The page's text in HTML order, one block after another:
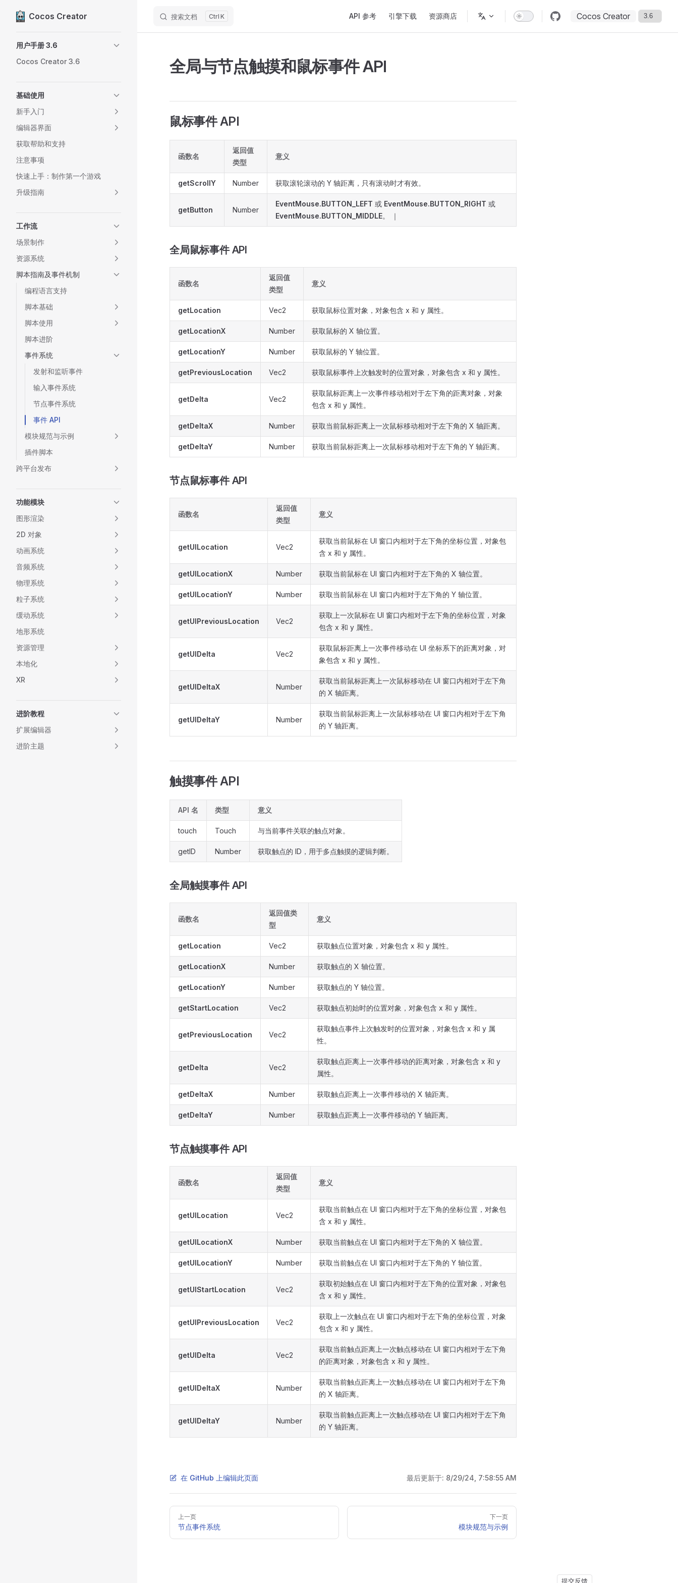
Skip to content
Cocos Creator 搜索文档 K API 参考 引擎下载 资源商店 Cocos Creator
用户手册 3.6
Cocos Creator 3.6
基础使用
新手入门
编辑器界面
获取帮助和支持
注意事项
快速上手：制作第一个游戏
升级指南
工作流
场景制作
资源系统
脚本指南及事件机制
编程语言支持
脚本基础
脚本使用
脚本进阶
事件系统
发射和监听事件
输入事件系统
节点事件系统
事件 API
模块规范与示例
插件脚本
跨平台发布
功能模块
图形渲染
2D 对象
动画系统
音频系统
物理系统
粒子系统
缓动系统
地形系统
资源管理
本地化
XR
进阶教程
扩展编辑器
进阶主题
提交反馈
全局与节点触摸和鼠标事件 API
鼠标事件 API
函数名
返回值
类型
意义
getScrollY Number 获取滚轮滚动的 Y 轴距离，只有滚动时才有效。
getButton Number
EventMouse.BUTTON_LEFT 或 EventMouse.BUTTON_RIGHT 或
EventMouse.BUTTON_MIDDLE。 ｜
全局鼠标事件 API
函数名
返回值
类型
意义
getLocation Vec2 获取鼠标位置对象，对象包含 x 和 y 属性。
getLocationX Number 获取鼠标的 X 轴位置。
getLocationY Number 获取鼠标的 Y 轴位置。
getPreviousLocation Vec2 获取鼠标事件上次触发时的位置对象，对象包含 x 和 y 属性。
getDelta Vec2
获取鼠标距离上一次事件移动相对于左下角的距离对象，对象
包含 x 和 y 属性。
getDeltaX Number 获取当前鼠标距离上一次鼠标移动相对于左下角的 X 轴距离。
getDeltaY Number 获取当前鼠标距离上一次鼠标移动相对于左下角的 Y 轴距离。
节点鼠标事件 API
函数名
返回值
类型
意义
getUILocation Vec2
获取当前鼠标在 UI 窗口内相对于左下角的坐标位置，对象包
含 x 和 y 属性。
getUILocationX Number 获取当前鼠标在 UI 窗口内相对于左下角的 X 轴位置。
getUILocationY Number 获取当前鼠标在 UI 窗口内相对于左下角的 Y 轴位置。
getUIPreviousLocation Vec2
获取上一次鼠标在 UI 窗口内相对于左下角的坐标位置，对象
包含 x 和 y 属性。
getUIDelta Vec2
获取鼠标距离上一次事件移动在 UI 坐标系下的距离对象，对
象包含 x 和 y 属性。
getUIDeltaX Number
获取当前鼠标距离上一次鼠标移动在 UI 窗口内相对于左下角
的 X 轴距离。
getUIDeltaY Number
获取当前鼠标距离上一次鼠标移动在 UI 窗口内相对于左下角
的 Y 轴距离。
触摸事件 API
API 名 类型 意义
touch Touch 与当前事件关联的触点对象。
getID Number 获取触点的 ID，用于多点触摸的逻辑判断。
全局触摸事件 API
函数名
返回值类
型
意义
getLocation Vec2 获取触点位置对象，对象包含 x 和 y 属性。
getLocationX Number 获取触点的 X 轴位置。
getLocationY Number 获取触点的 Y 轴位置。
getStartLocation Vec2 获取触点初始时的位置对象，对象包含 x 和 y 属性。
getPreviousLocation Vec2
获取触点事件上次触发时的位置对象，对象包含 x 和 y 属
性。
getDelta Vec2
获取触点距离上一次事件移动的距离对象，对象包含 x 和 y
属性。
getDeltaX Number 获取触点距离上一次事件移动的 X 轴距离。
getDeltaY Number 获取触点距离上一次事件移动的 Y 轴距离。
节点触摸事件 API
函数名
返回值
类型
意义
getUILocation Vec2
获取当前触点在 UI 窗口内相对于左下角的坐标位置，对象包
含 x 和 y 属性。
getUILocationX Number 获取当前触点在 UI 窗口内相对于左下角的 X 轴位置。
getUILocationY Number 获取当前触点在 UI 窗口内相对于左下角的 Y 轴位置。
getUIStartLocation Vec2
获取初始触点在 UI 窗口内相对于左下角的位置对象，对象包
含 x 和 y 属性。
getUIPreviousLocation Vec2
获取上一次触点在 UI 窗口内相对于左下角的坐标位置，对象
包含 x 和 y 属性。
getUIDelta Vec2
获取当前触点距离上一次触点移动在 UI 窗口内相对于左下角
的距离对象，对象包含 x 和 y 属性。
getUIDeltaX Number
获取当前触点距离上一次触点移动在 UI 窗口内相对于左下角
的 X 轴距离。
getUIDeltaY Number
获取当前触点距离上一次触点移动在 UI 窗口内相对于左下角
的 Y 轴距离。
在 GitHub 上编辑此页面 最后更新于: 8/29/24, 7:58:55 AM
Pager
上一页
节点事件系统
下一页
模块规范与示例